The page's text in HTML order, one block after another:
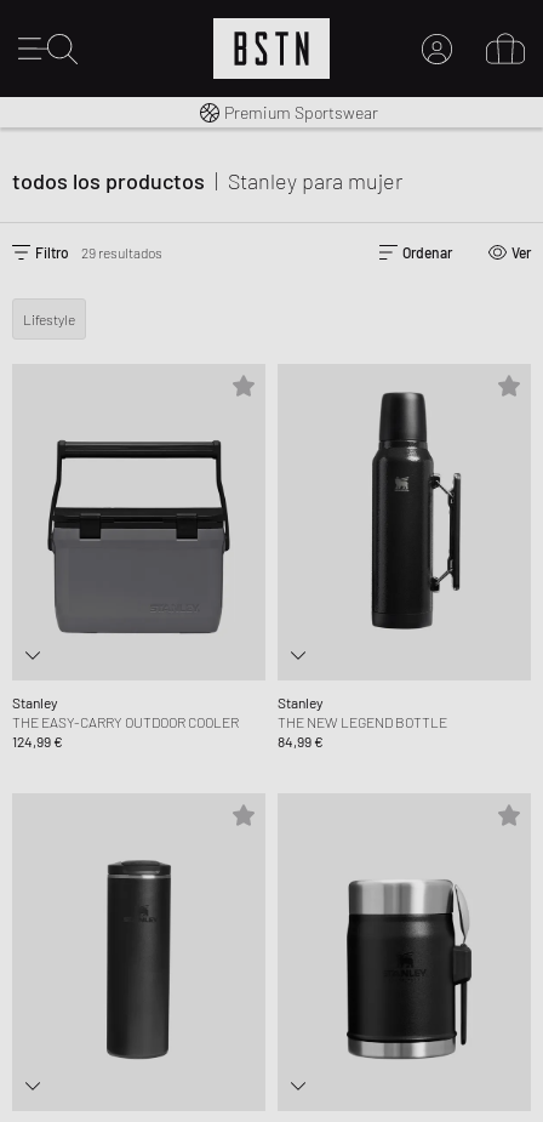
Envío gratuito a España desde € 100
Premium Sportswear
todos los productos | Stanley para mujer
Filtro 29 resultados Ordenar Ver
Lifestyle
Stanley
THE EASY-CARRY OUTDOOR COOLER
124,99 €
Stanley
THE NEW LEGEND BOTTLE
84,99 €